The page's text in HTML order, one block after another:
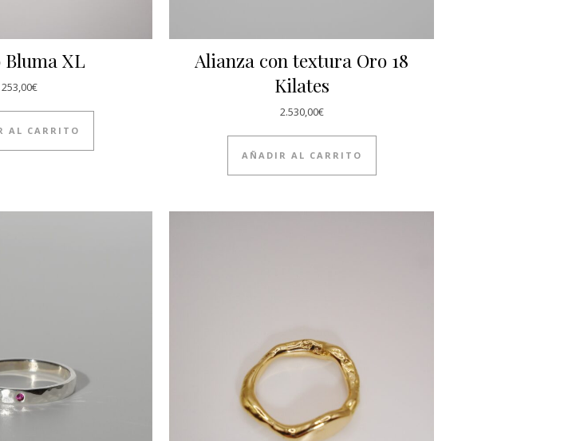
XL
253,00€
AL CARRITO
Alianza con textura Oro 18
Kilates
2.530,00€
AÑADIR AL CARRITO